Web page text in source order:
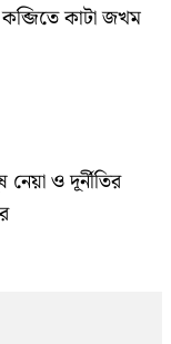
কাটা জখম
ও দূর্নীতির